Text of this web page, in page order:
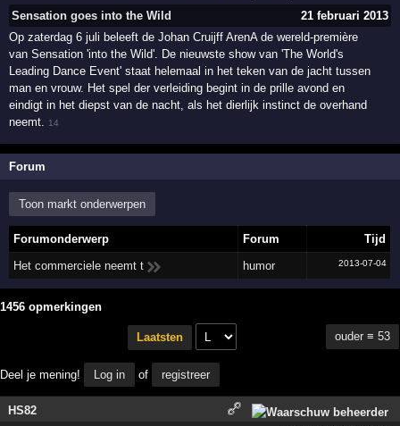
Sensation goes into the Wild
21 februari 2013
Op zaterdag 6 juli beleeft de Johan Cruijff ArenA de wereld-première
van Sensation 'into the Wild'. De nieuwste show van 'The World's
Leading Dance Event' staat helemaal in het teken van de jacht tussen
man en vrouw. Het spel der verleiding begint in de prille avond en
eindigt in het diepst van de nacht, als het dierlijk instinct de overhand
neemt. 14
Forum
Toon markt onderwerpen
Forumonderwerp Forum
Tijd
Het commerciele neemt t
humor 2013-07-04
1456 opmerkingen
Laatsten ouder ≡ 53
Deel je mening! Log in of registreer
HS82